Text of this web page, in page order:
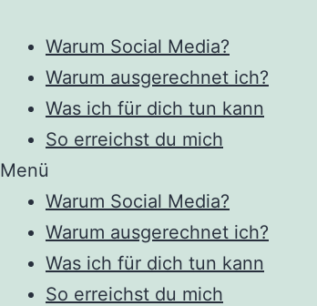
Warum Social Media?
Warum ausgerechnet ich?
Was ich für dich tun kann
So erreichst du mich
Menü
Warum Social Media?
Warum ausgerechnet ich?
Was ich für dich tun kann
So erreichst du mich